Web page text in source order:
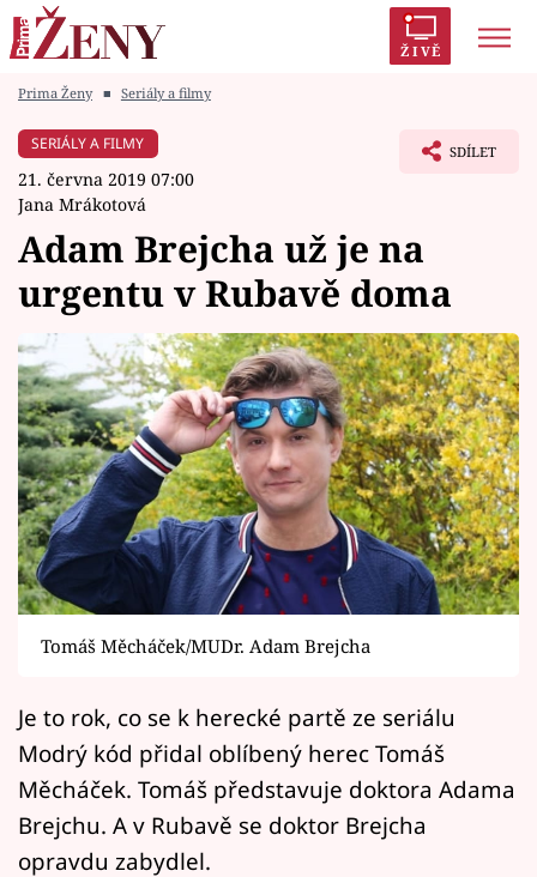
ŽIVĚ
Módní alarm
Témata
Celebrity
Vztahy
Seriály
Horoskopy
Sledujte prima+
Filmový festival Karlovy Vary
Pořady
Mámy sobě
Přihlášení
Prima Ženy ■ Seriály a filmy
SERIÁLY A FILMY
21. června 2019 07:00
Jana Mrákotová
SDÍLET
Adam Brejcha už je na
urgentu v Rubavě doma
Tomáš Měcháček/MUDr. Adam Brejcha
Je to rok, co se k herecké partě ze seriálu
Modrý kód přidal oblíbený herec Tomáš
Měcháček. Tomáš představuje doktora Adama
Brejchu. A v Rubavě se doktor Brejcha
opravdu zabydlel.